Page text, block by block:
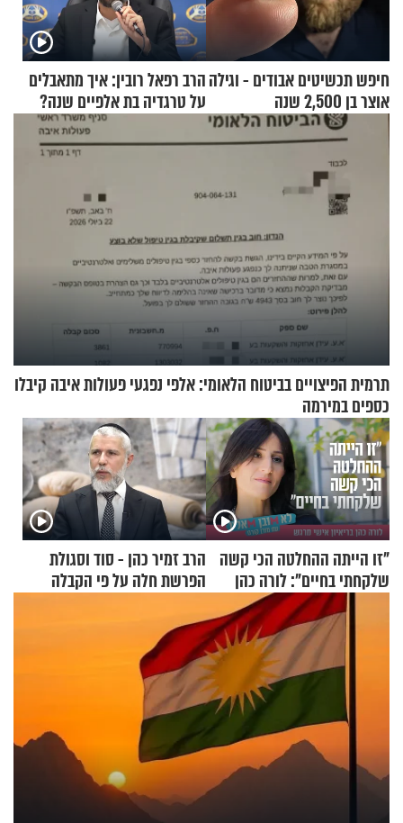
חיפש תכשיטים אבודים - וגילה
אוצר בן 2,500 שנה
הרב רפאל רובין: איך מתאבלים
על טרגדיה בת אלפיים שנה?
תרמית הפיצויים בביטוח הלאומי: אלפי נפגעי פעולות איבה קיבלו
כספים במירמה
"זו הייתה ההחלטה הכי קשה
שלקחתי בחיים": לורה כהן
בריאיון אישי מרגש
הרב זמיר כהן - סוד וסגולת
הפרשת חלה על פי הקבלה